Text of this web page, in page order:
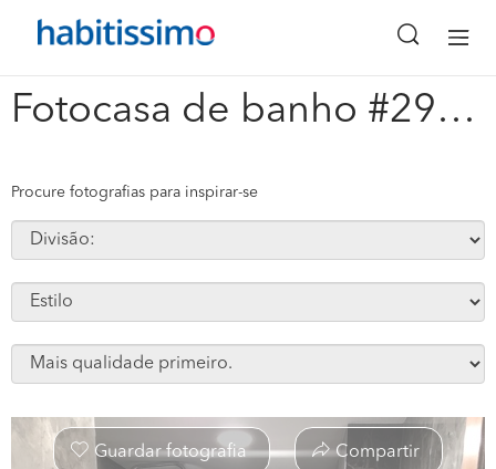
Fotocasa de banho #296903
x
Procure fotografias para inspirar-se
Guardar fotografia Compartir